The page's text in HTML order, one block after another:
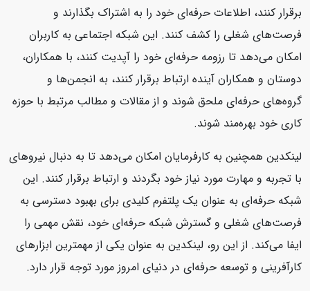
برقرار کنند، اطلاعات حرفه‌ای خود را به اشتراک بگذارند و
فرصت‌های شغلی را کشف کنند. این شبکه اجتماعی به کاربران
امکان می‌دهد تا رزومه حرفه‌ای خود را آپدیت کنند، با همکاران،
دوستان و همکاران آینده ارتباط برقرار کنند، به انجمن‌ها و
گروه‌های حرفه‌ای ملحق شوند و از مقالات و مطالب مرتبط با حوزه
کاری خود بهره‌مند شوند.
لینکدین همچنین به کارفرمایان امکان می‌دهد تا به دنبال نیروهای
با تجربه و مهارت مورد نیاز خود بگردند و ارتباط برقرار کنند. این
شبکه حرفه‌ای به عنوان یک پلتفرم کلیدی برای بهبود دسترسی به
فرصت‌های شغلی و گسترش شبکه حرفه‌ای خود، نقش مهمی را
ایفا می‌کند. از این رو، لینکدین به عنوان یکی از مهمترین ابزارهای
کارآفرینی و توسعه حرفه‌ای در دنیای امروز مورد توجه قرار دارد.